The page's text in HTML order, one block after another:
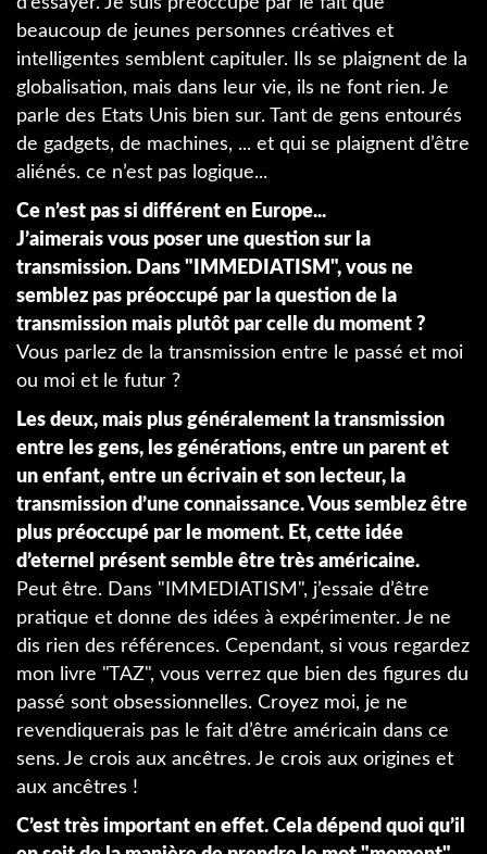
beaucoup de jeunes personnes créatives et
intelligentes semblent capituler. Ils se plaignent de la
globalisation, mais dans leur vie, ils ne font rien. Je
parle des Etats Unis bien sur. Tant de gens entourés
de gadgets, de machines, ... et qui se plaignent d’être
aliénés. ce n’est pas logique...
Ce n’est pas si différent en Europe...
J’aimerais vous poser une question sur la
transmission. Dans "IMMEDIATISM", vous ne
semblez pas préoccupé par la question de la
transmission mais plutôt par celle du moment ?
Vous parlez de la transmission entre le passé et moi
ou moi et le futur ?
Les deux, mais plus généralement la transmission
entre les gens, les générations, entre un parent et
un enfant, entre un écrivain et son lecteur, la
transmission d’une connaissance. Vous semblez être
plus préoccupé par le moment. Et, cette idée
d’eternel présent semble être très américaine.
Peut être. Dans "IMMEDIATISM", j’essaie d’être
pratique et donne des idées à expérimenter. Je ne
dis rien des références. Cependant, si vous regardez
mon livre "TAZ", vous verrez que bien des figures du
passé sont obsessionnelles. Croyez moi, je ne
revendiquerais pas le fait d’être américain dans ce
sens. Je crois aux ancêtres. Je crois aux origines et
aux ancêtres !
C’est très important en effet. Cela dépend quoi qu’il